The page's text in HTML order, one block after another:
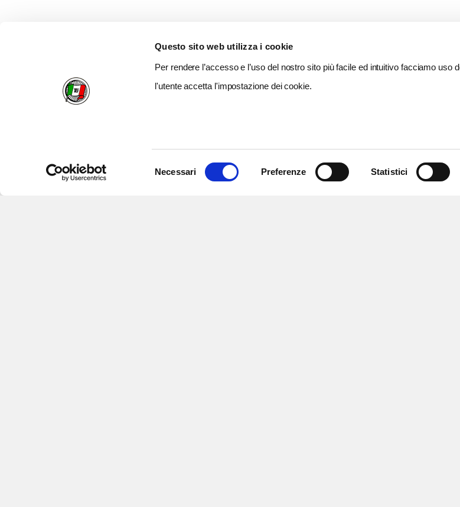
Questo sito web utilizza i cookie
Per rendere l’accesso e l’uso del nostro sito più facile ed intuitivo facciamo uso
l'utente accetta l'impostazione dei cookie.
Necessari Preferenze Statistici